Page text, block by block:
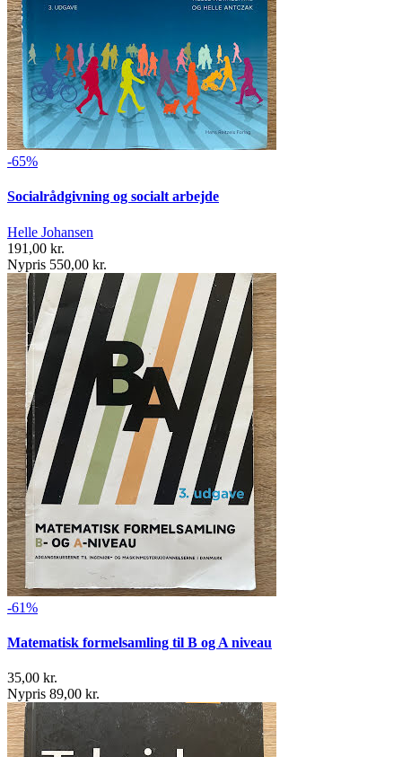
-65%
Socialrådgivning og socialt arbejde
Helle Johansen
191,00 kr.
Nypris 550,00 kr.
-61%
Matematisk formelsamling til B og A niveau
35,00 kr.
Nypris 89,00 kr.